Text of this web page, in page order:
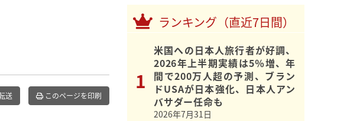
送 このページを印刷
ランキング（直近7日間）
米国への日本人旅行者が好調、
2026年上半期実績は5％増、年
間で200万人超の予測、ブラン
ドUSAが日本強化、日本人アン
バサダー任命も
2026年7月31日